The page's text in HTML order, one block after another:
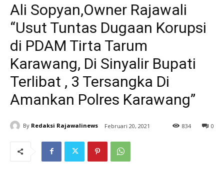
Ali Sopyan,Owner Rajawali
“Usut Tuntas Dugaan Korupsi
di PDAM Tirta Tarum
Karawang, Di Sinyalir Bupati
Terlibat , 3 Tersangka Di
Amankan Polres Karawang”
By Redaksi Rajawalinews Februari 20, 2021 0
834